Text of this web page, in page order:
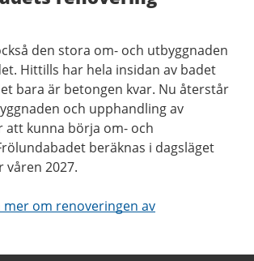
den stora om- och utbyggnaden
Hittills har hela insidan av badet
bara är betongen kvar. Nu återstår
och upphandling av
kunna börja om- och
beräknas i dagsläget
våren 2027.
mer om renoveringen av